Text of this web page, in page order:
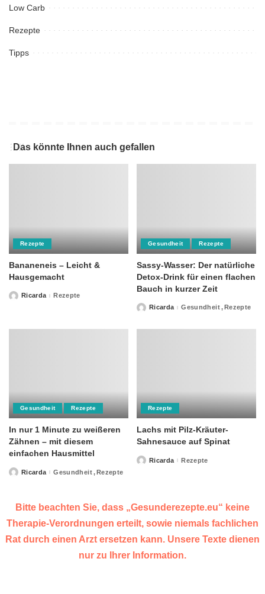
Low Carb
Rezepte
Tipps
Das könnte Ihnen auch gefallen
Rezepte
Bananeneis – Leicht &
Hausgemacht
PostedRicarda Rezepte
Gesundheit Rezepte
Sassy-Wasser: Der natürliche
Detox-Drink für einen flachen
Bauch in kurzer Zeit
PostedRicarda Gesundheit Rezepte
Gesundheit Rezepte
In nur 1 Minute zu weißeren
Zähnen – mit diesem
einfachen Hausmittel
PostedRicarda Gesundheit Rezepte
Rezepte
Lachs mit Pilz-Kräuter-
Sahnesauce auf Spinat
PostedRicarda Rezepte
Bitte beachten Sie, dass „Gesunderezepte.eu“ keine
Therapie-Verordnungen erteilt, sowie niemals fachlichen
Rat durch einen Arzt ersetzen kann. Unsere Texte dienen
nur zu Ihrer Information.